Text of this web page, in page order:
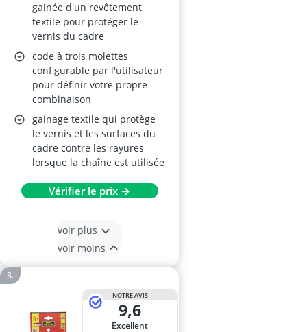
gainée d'un revêtement
textile pour protéger le
vernis du cadre
code à trois molettes
configurable par l'utilisateur
pour définir votre propre
combinaison
gainage textile qui protège
le vernis et les surfaces du
cadre contre les rayures
lorsque la chaîne est utilisée
Vérifier le prix →
voir plus
voir moins
NOTRE AVIS
9,6
Excellent